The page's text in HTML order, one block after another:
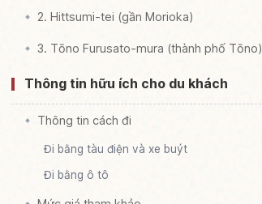
2. Hittsumi-tei (gần Morioka)
3. Tōno Furusato-mura (thành phố Tōno)
Thông tin hữu ích cho du khách
Thông tin cách đi
Đi bằng tàu điện và xe buýt
Đi bằng ô tô